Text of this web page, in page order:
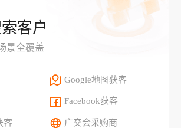
客户
景全覆盖
Google地图获客
Facebook获客
客 广交会采购商